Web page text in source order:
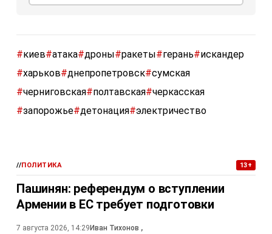
#киев#атака#дроны#ракеты#герань#искандер
#харьков#днепропетровск#сумская
#черниговская#полтавская#черкасская
#запорожье#детонация#электричество
//ПОЛИТИКА 13+
Пашинян: референдум о вступлении
Армении в ЕС требует подготовки
7 августа 2026, 14:29 Иван Тихонов ,